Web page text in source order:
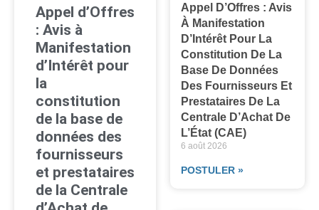
Appel d’Offres
: Avis à
Manifestation
d’Intérêt pour
la
constitution
de la base de
données des
fournisseurs
et prestataires
de la Centrale
Appel D’Offres : Avis
À Manifestation
D’Intérêt Pour La
Constitution De La
Base De Données
Des Fournisseurs Et
Prestataires De La
Centrale D’Achat De
L’État (CAE)
6 août 2026
POSTULER »